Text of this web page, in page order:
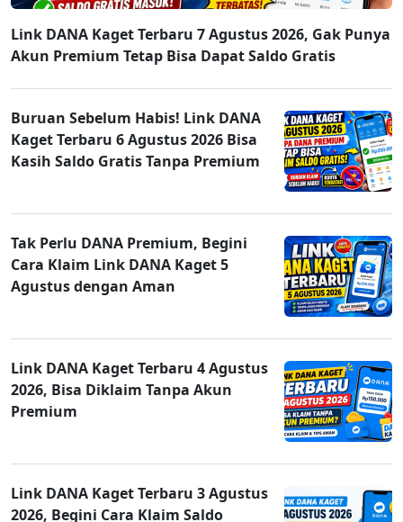
Link DANA Kaget Terbaru 7 Agustus 2026, Gak Punya
Akun Premium Tetap Bisa Dapat Saldo Gratis
Buruan Sebelum Habis! Link DANA
Kaget Terbaru 6 Agustus 2026 Bisa
Kasih Saldo Gratis Tanpa Premium
Tak Perlu DANA Premium, Begini
Cara Klaim Link DANA Kaget 5
Agustus dengan Aman
Link DANA Kaget Terbaru 4 Agustus
2026, Bisa Diklaim Tanpa Akun
Premium
Link DANA Kaget Terbaru 3 Agustus
2026, Begini Cara Klaim Saldo